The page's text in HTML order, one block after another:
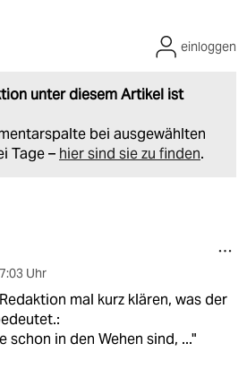
unter diesem Artikel ist
bei ausgewählten
Tage – hier sind sie zu finden.
einloggen
Uhr
mal kurz klären, was der
schon in den Wehen sind, ..."